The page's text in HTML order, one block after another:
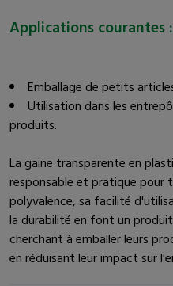
Applications courantes :
Emballage de petits
Utilisation dans les
produits.
La gaine transparente en
responsable et pratique pour
polyvalence, sa facilité
la durabilité en font un
cherchant à emballer leurs
en réduisant leur impact sur